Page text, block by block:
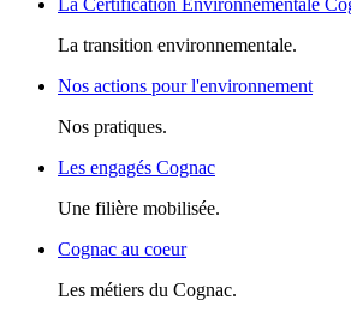
La Certification Environnementale
La transition environnementale.
Nos actions pour l'environnement
Nos pratiques.
Les engagés Cognac
Une filière mobilisée.
Cognac au coeur
Les métiers du Cognac.